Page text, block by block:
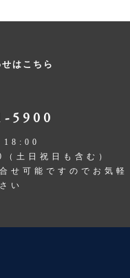
はこちら
5900
18:00
土日祝日も含む）
せ可能ですのでお気軽
い